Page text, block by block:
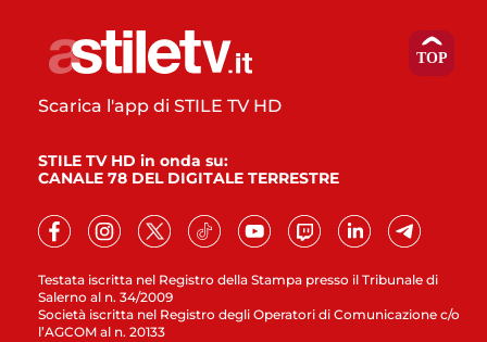
Testata iscritta nel Registro della Stampa presso il Tribunale di
Salerno al n. 34/2009
Società iscritta nel Registro degli Operatori di Comunicazione c/o
l’AGCOM al n. 20133
Scarica l'app di STILE TV HD
STILE TV HD in onda su:
CANALE 78 DEL DIGITALE TERRESTRE